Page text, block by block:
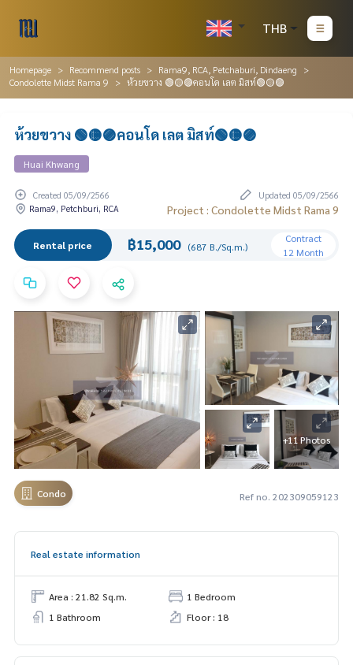
THB
Homepage Recommend posts
Rama9, RCA, Petchaburi, Dindaeng
Condolette Midst Rama 9
ห้วยขวาง 🟢🟡🟣คอนโด เลต มิสท์🟢🟡🟣
ห้วยขวาง 🟢🟡🟣คอนโด เลต มิสท์🟢🟡🟣
Huai Khwang
Created 05/09/2566
Updated 05/09/2566
Rama9, Petchburi, RCA
Project : Condolette Midst Rama 9
Rental price ฿15,000 (687 B./Sq.m.)
Contract
12 Month
+11 Photos
Condo Ref no. 202309059123
Real estate information
Area : 21.82 Sq.m.
1 Bedroom
1 Bathroom
Floor : 18